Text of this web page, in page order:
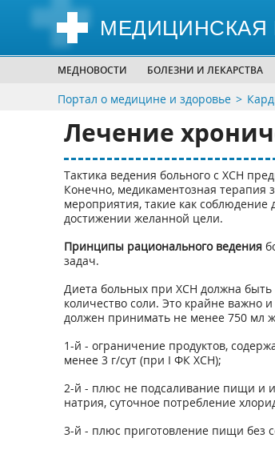
МЕДНОВОСТИ БОЛЕЗНИ И ЛЕКАРСТВА
Портал о медицине и здоровье
Лечение
Тактика ведения больного с ХСН
Конечно, медикаментозная терапия
мероприятия, такие как
достижении желанной цели.
Принципы рационального ведения
задач.
Диета больных при ХСН должна быть
количество соли. Это крайне важно
должен принимать не менее 750 мл
1-й - ограничение продуктов,
менее 3 г/сут (при I ФК ХСН);
2-й - плюс не подсаливание пищи и
натрия, суточное потребление
3-й - плюс приготовление пищи без